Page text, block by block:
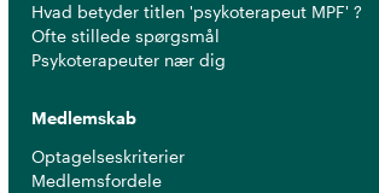
Hvad betyder titlen 'psykoterapeut MPF' ?
Ofte stillede spørgsmål
Psykoterapeuter nær dig
Medlemskab
Optagelseskriterier
Medlemsfordele